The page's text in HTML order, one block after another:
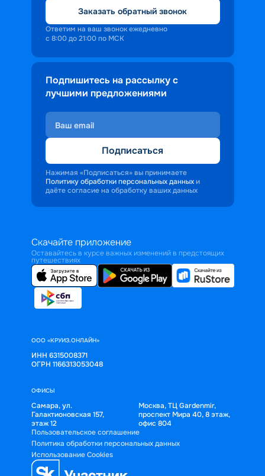
Заказать обратный звонок
Ответим на ваш звонок ежедневно
с 8:00 до 21:00 по МСК
Подпишитесь на рассылку с
лучшими предложениями
Подписаться
Нажимая «Подписаться» вы принимаете
Политику обработки персональных данных и
даёте согласие на обработку ваших данных
Скачайте приложение
Оставайтесь в курсе важных изменений в предстоящих
путешествиях
ООО «КРУИЗ.ОНЛАЙН»
ИНН 6315008371
ОГРН 1166313053048
ОФИСЫ
Самара, ул.
Галактионовская 157,
этаж 12
Москва, ТЦ Gardenmir,
проспект Мира 40, 8 этаж,
офис 804
Пользовательское соглашение
Политика обработки персональных данных
Использование Cookies